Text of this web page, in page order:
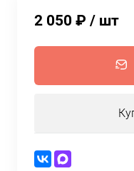
2 050 ₽ / шт